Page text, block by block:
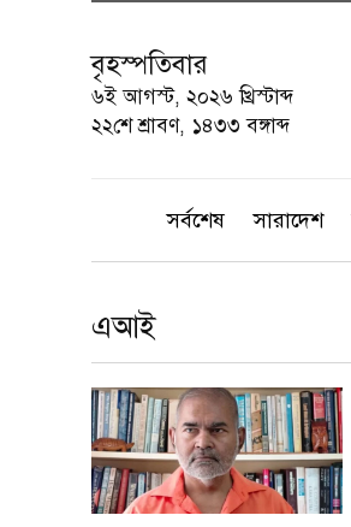
বৃহস্পতিবার
৬ই আগস্ট, ২০২৬ খ্রিস্টাব্দ
২২শে শ্রাবণ, ১৪৩৩ বঙ্গাব্দ
সর্বশেষ সারাদেশ
এআই